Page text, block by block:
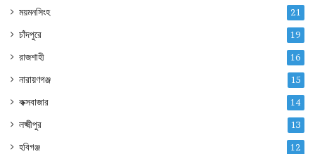
ময়মনসিংহ 21
চাঁদপুরে 19
রাজশাহী 16
নারায়ণগঞ্জ 15
কক্সবাজার 14
লক্ষ্মীপুর 13
হবিগঞ্জ 12